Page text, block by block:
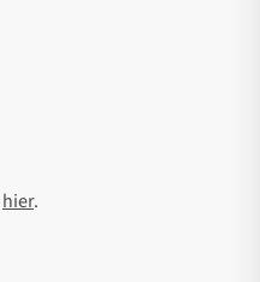
hier.